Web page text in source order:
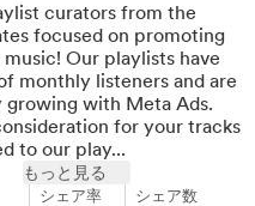
curators from the
focused on promoting
Our playlists have
monthly listeners and are
growing with Meta Ads.
for your tracks
to our play...
もっと見る
シェア率 シェア数